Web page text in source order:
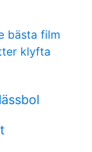
bästa film
klyfta